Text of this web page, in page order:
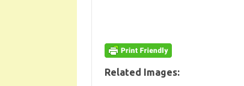
Related Images: